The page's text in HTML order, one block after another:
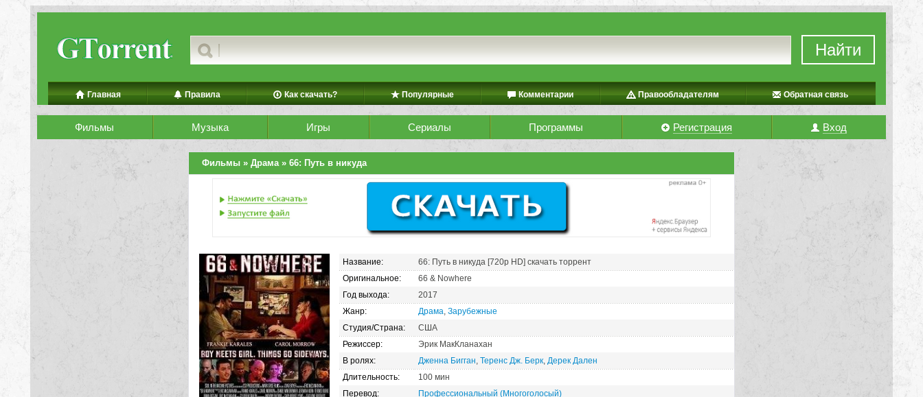
Найти
Главная Правила Как скачать? Популярные Комментарии Правообладателям Обратная связь
Фильмы Музыка Игры Сериалы Программы Регистрация Вход
Фильмы » Драма» 66: Путь в никуда
Название:
66: Путь в никуда [720p HD] скачать торрент
Оригинальное:
66 & Nowhere
Год выхода:
2017
Жанр:
Драма, Зарубежные
Студия/Страна:
США
Режиссер:
Эрик МакКланахан
В ролях:
Дженна Бигган, Теренс Дж. Берк, Дерек Дален
Длительность:
100 мин
Перевод:
Профессиональный (Многоголосый)